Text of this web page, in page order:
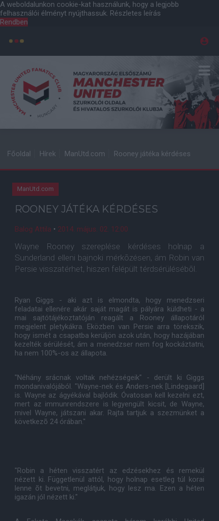
A weboldalunkon cookie-kat használunk, hogy a legjobb
felhasználói élményt nyújthassuk. Részletes leírás
Rendben
Főoldal Hírek ManUtd.com Rooney játéka kérdéses
ManUtd.com
ROONEY JÁTÉKA KÉRDÉSES
Balog Attila • 2014. május. 02. 12:00
Wayne Rooney szereplése kérdéses holnap a
Sunderland elleni bajnoki mérkõzésen, ám Robin van
Persie visszatérhet, hiszen felépült térdsérülésébõl.
Ryan Giggs - aki azt is elmondta, hogy menedzseri
feladatai ellenére akár saját magát is pályára küldheti - a
mai sajtótájékoztatóján reagált a Rooney állapotáról
megjelent pletykákra. Eközben van Persie arra törekszik,
hogy ismét a csapatba kerüljön azok után, hogy hazájában
kezelték sérülését, ám a menedzser nem fog kockáztatni,
ha nem 100%-os az állapota.
"Néhány srácnak voltak nehézségeik" - derült ki Giggs
mondanivalójából. "Wayne-nek és Anders-nek [Lindegaard]
is. Wayne az ágyékával bajlódik. Óvatosan kell kezelni ezt,
mert az immunrendszere is legyengült kicsit, de Wayne,
mivel Wayne, játszani akar. Rajta tartjuk a szezmünket a
következõ 24 órában."
"Robin a héten visszatért az edzésekhez és remekül
nézett ki. Függetlenül attól, hogy holnap esetleg túl korai
lenne õt bevetni, meglátjuk, hogy lesz ma. Ezen a héten
igazán jól nézett ki."